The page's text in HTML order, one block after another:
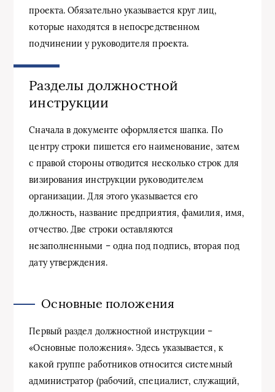
проекта. Обязательно указывается круг лиц,
которые находятся в непосредственном
подчинении у руководителя проекта.
Разделы должностной
инструкции
Сначала в документе оформляется шапка. По
центру строки пишется его наименование, затем
с правой стороны отводится несколько строк для
визирования инструкции руководителем
организации. Для этого указывается его
должность, название предприятия, фамилия, имя,
отчество. Две строки оставляются
незаполненными – одна под подпись, вторая под
дату утверждения.
Основные положения
Первый раздел должностной инструкции –
«Основные положения». Здесь указывается, к
какой группе работников относится системный
администратор (рабочий, специалист, служащий,